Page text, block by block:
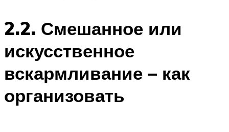
2.2. Смешанное или
искусственное
вскармливание – как
организовать